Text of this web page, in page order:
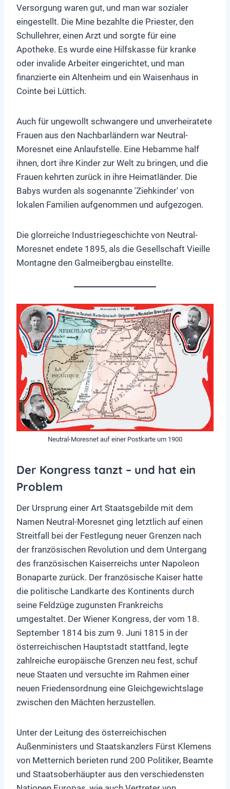
Versorgung waren gut, und man war sozialer
eingestellt. Die Mine bezahlte die Priester, den
Schullehrer, einen Arzt und sorgte für eine
Apotheke. Es wurde eine Hilfskasse für kranke
oder invalide Arbeiter eingerichtet, und man
finanzierte ein Altenheim und ein Waisenhaus in
Cointe bei Lüttich.
Auch für ungewollt schwangere und unverheiratete
Frauen aus den Nachbarländern war Neutral-
Moresnet eine Anlaufstelle. Eine Hebamme half
ihnen, dort ihre Kinder zur Welt zu bringen, und die
Frauen kehrten zurück in ihre Heimatländer. Die
Babys wurden als sogenannte 'Ziehkinder' von
lokalen Familien aufgenommen und aufgezogen.
Die glorreiche Industriegeschichte von Neutral-
Moresnet endete 1895, als die Gesellschaft Vieille
Montagne den Galmeibergbau einstellte.
Neutral-Moresnet auf einer Postkarte um 1900
Der Kongress tanzt – und hat ein
Problem
Der Ursprung einer Art Staatsgebilde mit dem
Namen Neutral-Moresnet ging letztlich auf einen
Streitfall bei der Festlegung neuer Grenzen nach
der französischen Revolution und dem Untergang
des französischen Kaiserreichs unter Napoleon
Bonaparte zurück. Der französische Kaiser hatte
die politische Landkarte des Kontinents durch
seine Feldzüge zugunsten Frankreichs
umgestaltet. Der Wiener Kongress, der vom 18.
September 1814 bis zum 9. Juni 1815 in der
österreichischen Hauptstadt stattfand, legte
zahlreiche europäische Grenzen neu fest, schuf
neue Staaten und versuchte im Rahmen einer
neuen Friedensordnung eine Gleichgewichtslage
zwischen den Mächten herzustellen.
Unter der Leitung des österreichischen
Außenministers und Staatskanzlers Fürst Klemens
von Metternich berieten rund 200 Politiker, Beamte
und Staatsoberhäupter aus den verschiedensten